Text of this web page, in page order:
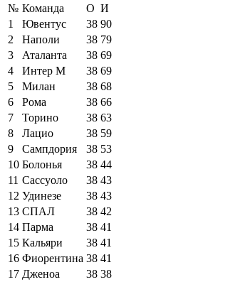
№ Команда О И
1
Ювентус 38 90
2
Наполи 38 79
3
Аталанта 38 69
4
Интер М 38 69
5
Милан 38 68
6
Рома 38 66
7
Торино 38 63
8
Лацио 38 59
9
Сампдория 38 53
10 Болонья 38 44
11 Сассуоло 38 43
12 Удинезе 38 43
13 СПАЛ 38 42
14 Парма 38 41
15 Кальяри 38 41
16 Фиорентина 38 41
17 Дженоа 38 38